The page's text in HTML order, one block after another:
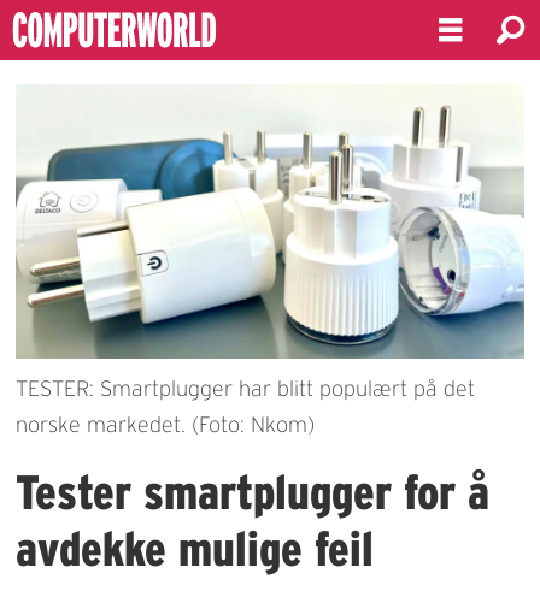
TESTER: Smartplugger har blitt populært på det
norske markedet. (Foto: Nkom)
Tester smartplugger for å
avdekke mulige feil